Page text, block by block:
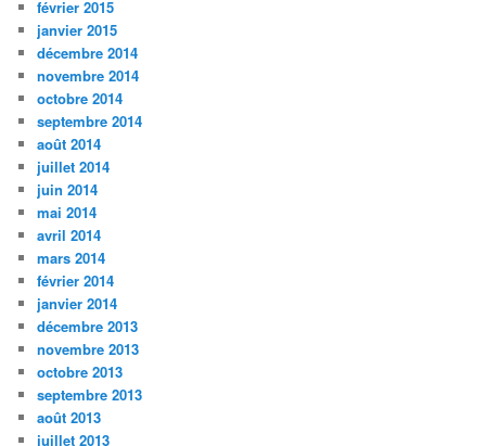
février 2015
janvier 2015
décembre 2014
novembre 2014
octobre 2014
septembre 2014
août 2014
juillet 2014
juin 2014
mai 2014
avril 2014
mars 2014
février 2014
janvier 2014
décembre 2013
novembre 2013
octobre 2013
septembre 2013
août 2013
juillet 2013